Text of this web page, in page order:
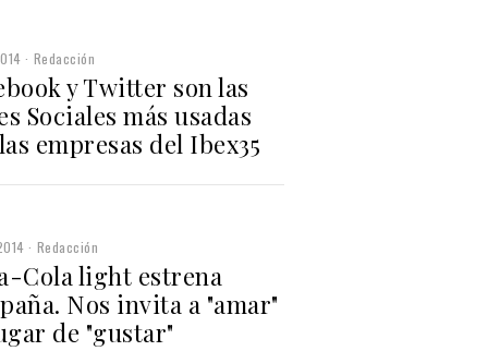
Redacción
y Twitter son las
Sociales más usadas
empresas del Ibex35
Redacción
Cola light estrena
Nos invita a "amar"
de "gustar"